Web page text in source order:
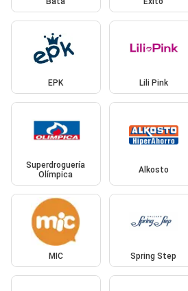
EPK Lili Pink
Superdroguería
Olímpica
Alkosto
MIC Spring Step